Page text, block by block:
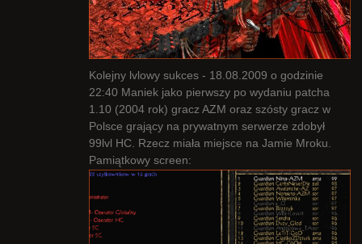
Kolejny lvlowy sukces - 18.08.2009 o godzinie
22:40 Maniek jako pierwszy po wydaniu patcha
1.10 (2004 rok) gracz AZM oraz szósty gracz w
Polsce grający na prywatnym serwerze zdobył
99lvl HC. Rzecz miała miejsce na Jamie Mroku.
Pamiątkowy screen: